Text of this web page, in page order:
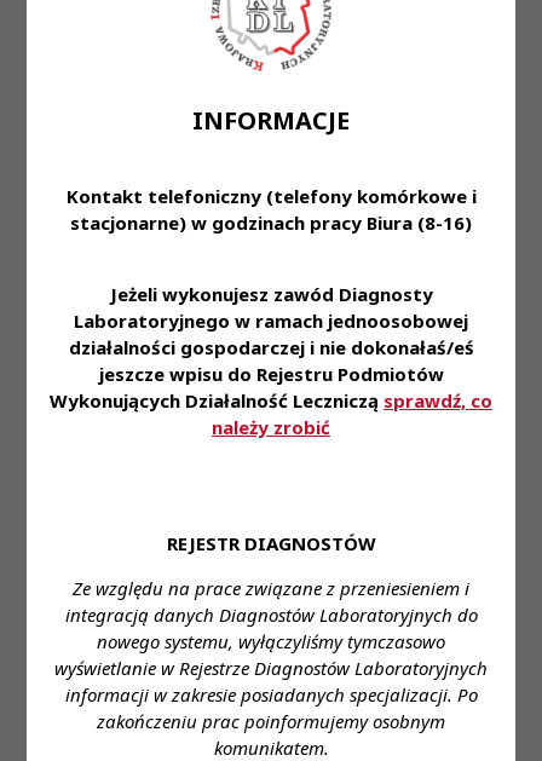
INFORMACJE
Kontakt telefoniczny (telefony komórkowe i
stacjonarne) w godzinach pracy Biura (8-16)
Jeżeli wykonujesz zawód Diagnosty
Laboratoryjnego w ramach jednoosobowej
działalności gospodarczej i nie dokonałaś/eś
jeszcze wpisu do Rejestru Podmiotów
Wykonujących Działalność Leczniczą sprawdź, co
należy zrobić
REJESTR DIAGNOSTÓW
Ze względu na prace związane z przeniesieniem i
integracją danych Diagnostów Laboratoryjnych do
nowego systemu, wyłączyliśmy tymczasowo
wyświetlanie w Rejestrze Diagnostów Laboratoryjnych
informacji w zakresie posiadanych specjalizacji. Po
zakończeniu prac poinformujemy osobnym
komunikatem.
• dobra organizacja pracy
• umiejętność pracy w zespole
powierzonych obowiązkach
• stabilne zatrudnienie na podstawie umowy o
pracę
ich rodzin
• dofinansowanie do ubezpieczenia na życie oraz
karty Multisport
• możliwość korzystania z prywatnej opieki
medycznej
• pracę w nowoczesnym laboratorium pozwalającą
Zapraszamy do aplikowania za pośrednictwem
formularza:link
Miejsce zatrudnienia: Opole
Wymagane wykształcenie:wyższe